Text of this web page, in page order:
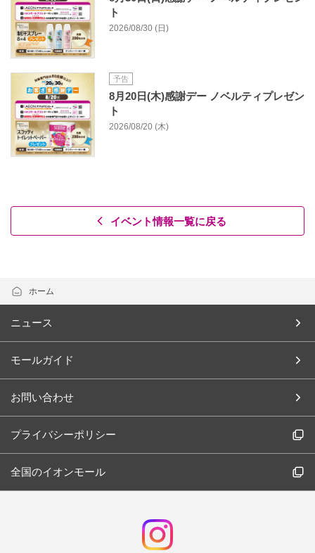
ト
2026/08/30 (日)
予告
8月20日(木)感謝デー ノベルティプレゼン
ト
2026/08/20 (木)
イベント情報一覧に戻る
ホーム
ニュース
モールガイド
お問い合わせ
プライバシーポリシー
全国のイオンモール